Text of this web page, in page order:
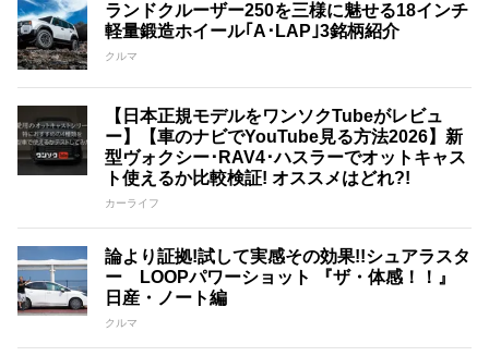
ランドクルーザー250を三様に魅せる18インチ
軽量鍛造ホイール｢A･LAP｣3銘柄紹介
クルマ
【日本正規モデルをワンソクTubeがレビュ
ー】【車のナビでYouTube見る方法2026】新
型ヴォクシー･RAV4･ハスラーでオットキャス
ト使えるか比較検証! オススメはどれ?!
カーライフ
論より証拠!試して実感その効果!!シュアラスタ
ー LOOPパワーショット 『ザ・体感！！』
日産・ノート編
クルマ